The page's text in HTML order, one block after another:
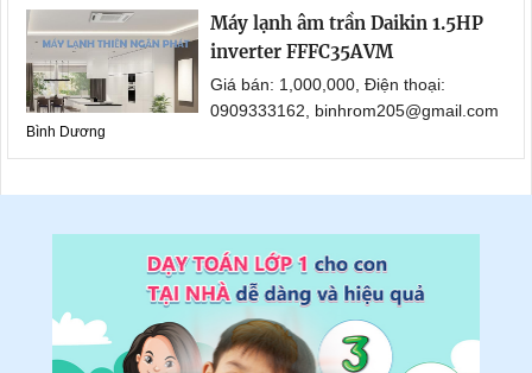
Máy lạnh âm trần Daikin 1.5HP
inverter FFFC35AVM
Giá bán: 1,000,000, Điện thoại:
0909333162, binhrom205@gmail.com
Bình Dương